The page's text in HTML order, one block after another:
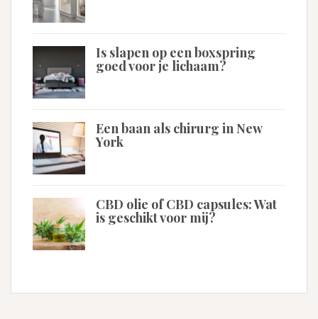
Is slapen op een boxspring
goed voor je lichaam?
Een baan als chirurg in New
York
CBD olie of CBD capsules: Wat
is geschikt voor mij?